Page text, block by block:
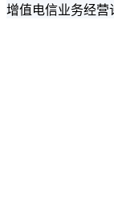
增值电信业务经营